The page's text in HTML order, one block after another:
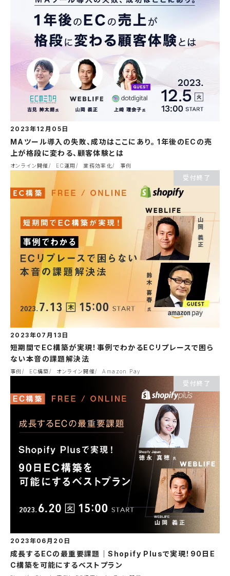
2023年12月05日
MAツール導入の失敗、成功はここにあり。 1年後のECの売
上が格段に変わる、顧客体験とは
オンライン開催 EC運用 業務効率化 事例
受付終了
2023年07月13日
短期間でEC構築が実現！事例でわかるECリプレースで困ら
ない本音の課題解決法
事例 EC構築 オンライン開催 Amazon Pay
受付終了
2023年06月20日
成長するECの最重要課題｜Shopify Plusで実現！90日E
C構築を可能にするベストプラン